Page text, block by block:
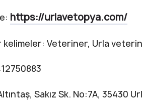
https://urlavetopya.com/
kelimeler: Veteriner, Urla
Sakız Sk. No:7A, 35430